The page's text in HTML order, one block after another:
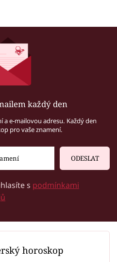
každý den
a e-mailovou adresu. Každý den
pro vaše znamení.
ODESLAT
s podmínkami
horoskop